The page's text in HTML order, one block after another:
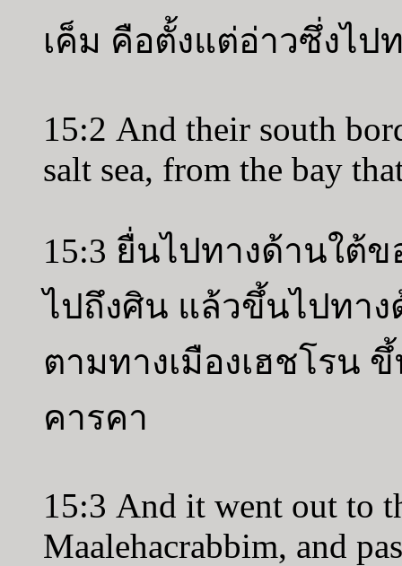
เค็ม คือตั้งแต่อ่าวซึ่งไป
15:2 And their south
salt sea, from the bay
15:3 ยื่นไปทางด้านใต้
ไปถึงศิน แล้วขึ้นไปทาง
ตามทางเมืองเฮชโรน
คารคา
15:3 And it went out to
Maalehacrabbim, and